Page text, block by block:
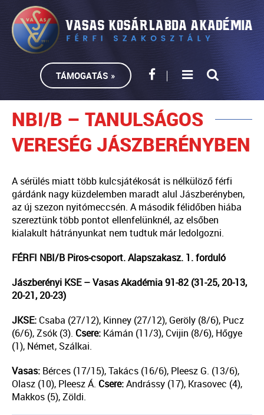
TÁMOGATÁS »
NBI/B – TANULSÁGOS
VERESÉG JÁSZBERÉNYBEN
A sérülés miatt több kulcsjátékosát is nélkülöző férfi
gárdánk nagy küzdelemben maradt alul Jászberényben,
az új szezon nyitómeccsén. A második félidőben hiába
szereztünk több pontot ellenfelünknél, az elsőben
kialakult hátrányunkat nem tudtuk már ledolgozni.
FÉRFI NBI/B Piros-csoport. Alapszakasz. 1. forduló
Jászberényi KSE – Vasas Akadémia 91-82 (31-25, 20-13,
20-21, 20-23)
JKSE: Csaba (27/12), Kinney (27/12), Geröly (8/6), Pucz
(6/6), Zsók (3). Csere: Kámán (11/3), Cvijin (8/6), Hőgye
(1), Német, Szálkai.
Vasas: Bérces (17/15), Takács (16/6), Pleesz G. (13/6),
Olasz (10), Pleesz Á. Csere:Andrássy (17), Krasovec (4),
Makkos (5), Zöldi.